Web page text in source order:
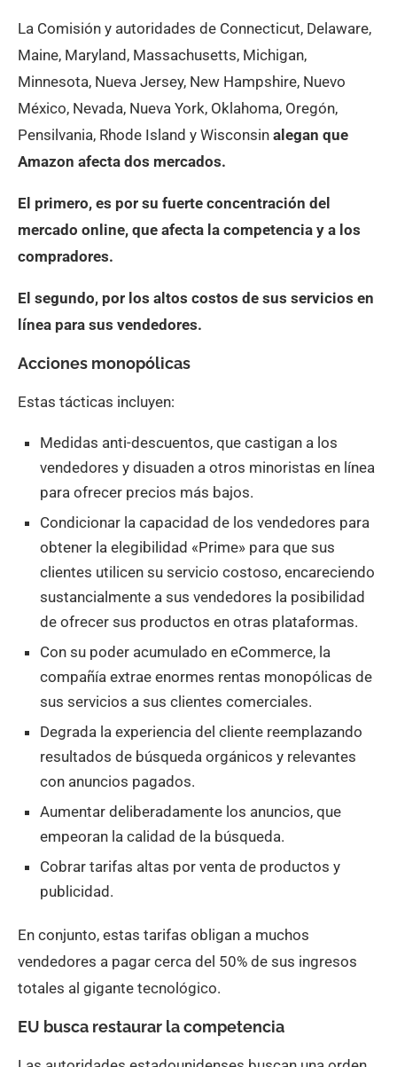
La Comisión y autoridades de Connecticut, Delaware,
Maine, Maryland, Massachusetts, Michigan,
Minnesota, Nueva Jersey, New Hampshire, Nuevo
México, Nevada, Nueva York, Oklahoma, Oregón,
Pensilvania, Rhode Island y Wisconsin alegan que
Amazon afecta dos mercados.
El primero, es por su fuerte concentración del
mercado online, que afecta la competencia y a los
compradores.
El segundo, por los altos costos de sus servicios en
línea para sus vendedores.
Acciones monopólicas
Estas tácticas incluyen:
Medidas anti-descuentos, que castigan a los
vendedores y disuaden a otros minoristas en línea
para ofrecer precios más bajos.
Condicionar la capacidad de los vendedores para
obtener la elegibilidad «Prime» para que sus
clientes utilicen su servicio costoso, encareciendo
sustancialmente a sus vendedores la posibilidad
de ofrecer sus productos en otras plataformas.
Con su poder acumulado en eCommerce, la
compañía extrae enormes rentas monopólicas de
sus servicios a sus clientes comerciales.
Degrada la experiencia del cliente reemplazando
resultados de búsqueda orgánicos y relevantes
con anuncios pagados.
Aumentar deliberadamente los anuncios, que
empeoran la calidad de la búsqueda.
Cobrar tarifas altas por venta de productos y
publicidad.
En conjunto, estas tarifas obligan a muchos
vendedores a pagar cerca del 50% de sus ingresos
totales al gigante tecnológico.
EU busca restaurar la competencia